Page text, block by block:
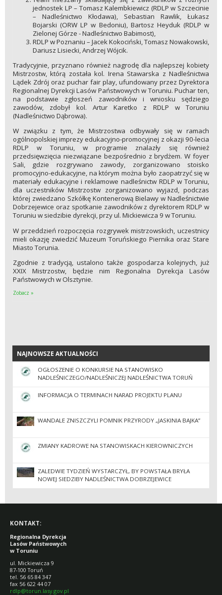
jednostek LP – Tomasz Kalembkiewicz (RDLP w Szczecinie
– Nadleśnictwo Kłodawa), Sebastian Rawlik, Łukasz
Bojarski (ORW LP w Bedoniu), Bartosz Heyduk (RDLP w
Zielonej Górze - Nadleśnictwo Babimost),
RDLP w Poznaniu – Jacek Kokociński, Tomasz Nowakowski,
Dariusz Lisiecki, Andrzej Wójcik.
Tradycyjnie, przyznano również nagrodę dla najlepszej kobiety
Mistrzostw, którą została kol. Irena Stawarska z Nadleśnictwa
Lądek Zdrój oraz puchar fair play, ufundowany przez Dyrektora
Regionalnej Dyrekcji Lasów Państwowych w Toruniu. Puchar ten,
na podstawie zgłoszeń zawodników i wniosku sędziego
zawodów, zdobył kol. Artur Karetko z RDLP w Toruniu
(Nadleśnictwo Dąbrowa).
W związku z tym, że Mistrzostwa odbywały się w ramach
ogólnopolskiej imprezy edukacyjno-promocyjnej z okazji 90-lecia
RDLP w Toruniu, w programie znalazły się również
przedsięwzięcia niezwiązane bezpośrednio z brydżem. W foyer
Sali, gdzie rozgrywano zawody, zorganizowano stoisko
promocyjno-edukacyjne, na którym można było zaopatrzyć się w
materiały edukacyjne i reklamowe nadleśnictw RDLP w Toruniu,
dla uczestników Mistrzostw zorganizowano wyjazd, podczas
której zwiedzano Szkółkę Kontenerową Bielawy w Nadleśnictwie
Dobrzejewice oraz spotkanie zawodników z dyrektorem RDLP w
Toruniu w siedzibie dyrekcji, przy ul. Mickiewicza 9 w Toruniu.
W przeddzień rozpoczęcia rozgrywek mistrzowskich, uczestnicy
mieli okazję zwiedzić Muzeum Toruńskiego Piernika oraz Stare
Miasto Torunia.
Zgodnie z tradycją, ustalono także gospodarza kolejnych, już
XXIX Mistrzostw, będzie nim Regionalna Dyrekcja Lasów
Państwowych w Olsztynie.
Zobacz »
NAJNOWSZE AKTUALNOŚCI
NAJNOWSZE AKTUALNOŚCI
OGŁOSZENIE O KONKURSIE NA STANOWISKO
NADLEŚNICZEGO/NADLEŚNICZEJ NADLEŚNICTWA TORUŃ
INFORMACJA O TERMINACH NARAD PROJEKTU PLANU
WANDALE ZNISZCZYLI POMNIK PRZYRODY „JASKINIA BAJKA”
ZMIANY KADROWE NA STANOWISKACH KIEROWNICZYCH
ZALEDWIE TYDZIEŃ WYSTARCZYŁ, BY POWSTAŁA BRYŁA
NOWEJ SIEDZIBY NADLEŚNICTWA DOBRZEJEWICE
KONTAKT:
Regionalna Dyrekcja
Lasów Państwowych
w Toruniu
ul. Mickiewicza 9
87-100 Toruń
tel. 56 65 84 347
fax 56 622 44 07
rdlp@torun.lasy.gov.pl